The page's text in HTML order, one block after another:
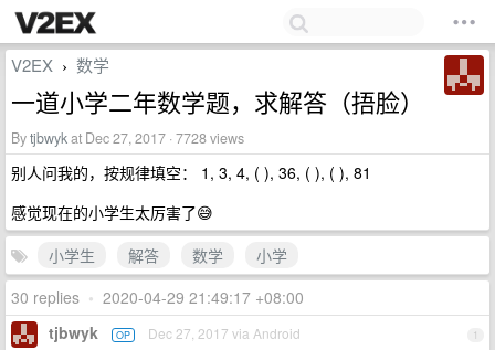
V2EX › 数学
一道小学二年数学题，求解答（捂脸）
Bytjbwykat Dec 27, 2017 · 7728 views
别人问我的，按规律填空： 1, 3, 4, ( ), 36, ( ), ( ), 81
感觉现在的小学生太厉害了😅
小学生
解答 数学
小学
30 replies • 2020-04-29 21:49:17 +08:00
1
tjbwyk OP Dec 27, 2017 via Android